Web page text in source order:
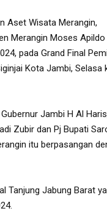
Aset Wisata Merangin,
Merangin Moses
pada Grand Final
Kota Jambi, Selasa
Jambi H Al
Zubir dan Pj Bupati
itu berpasangan
Tanjung Jabung Barat